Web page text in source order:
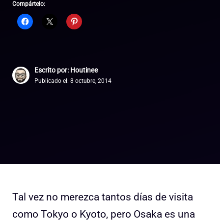
Compártelo:
Escrito por: Houtinee
Publicado el: 8 octubre, 2014
Tal vez no merezca tantos días de visita
como Tokyo o Kyoto, pero Osaka es una